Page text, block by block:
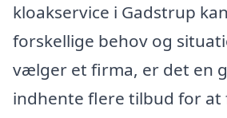
kloakservice i Gadstrup
forskellige behov og
vælger et firma, er det en
indhente flere tilbud for at